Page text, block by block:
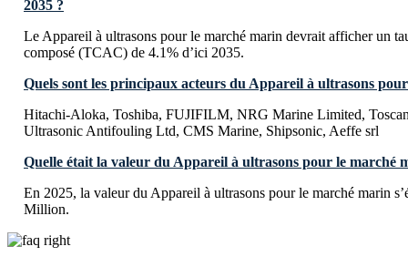
2035 ?
Le Appareil à ultrasons pour le marché marin devrait afficher un
composé (TCAC) de 4.1% d’ici 2035.
Quels sont les principaux acteurs du Appareil à ultrasons
Hitachi-Aloka, Toshiba, FUJIFILM, NRG Marine Limited,
Ultrasonic Antifouling Ltd, CMS Marine, Shipsonic, Aeffe srl
Quelle était la valeur du Appareil à ultrasons pour le marché
En 2025, la valeur du Appareil à ultrasons pour le marché marin
Million.